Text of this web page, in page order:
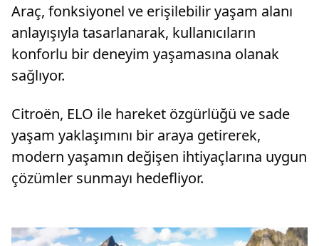
Araç, fonksiyonel ve erişilebilir yaşam alanı
anlayışıyla tasarlanarak, kullanıcıların
konforlu bir deneyim yaşamasına olanak
sağlıyor.
Citroën, ELO ile hareket özgürlüğü ve sade
yaşam yaklaşımını bir araya getirerek,
modern yaşamın değişen ihtiyaçlarına uygun
çözümler sunmayı hedefliyor.